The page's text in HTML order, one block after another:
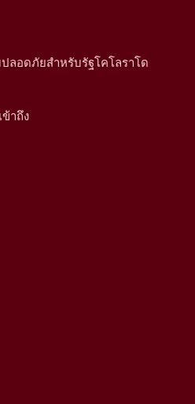
ลอดภัยสำหรับรัฐโคโลราโด
าถึง